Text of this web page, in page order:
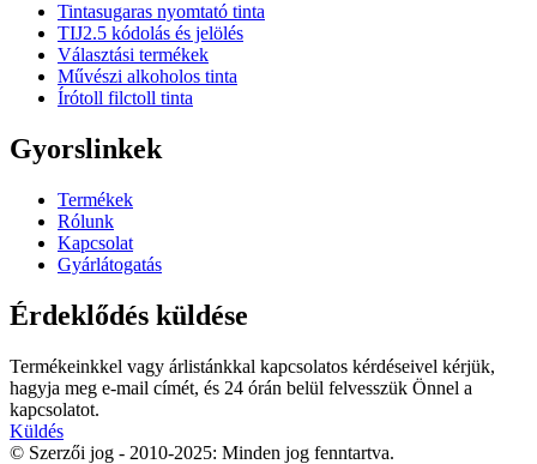
Tintasugaras nyomtató tinta
TIJ2.5 kódolás és jelölés
Választási termékek
Művészi alkoholos tinta
Írótoll filctoll tinta
Gyorslinkek
Termékek
Rólunk
Kapcsolat
Gyárlátogatás
Érdeklődés küldése
Termékeinkkel vagy árlistánkkal kapcsolatos kérdéseivel kérjük,
hagyja meg e-mail címét, és 24 órán belül felvesszük Önnel a
kapcsolatot.
Küldés
© Szerzői jog - 2010-2025: Minden jog fenntartva.